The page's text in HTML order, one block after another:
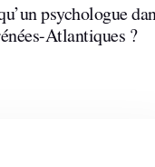
psychologue
Atlantiques ?